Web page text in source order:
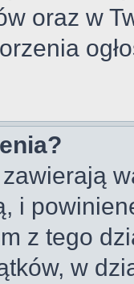
oraz w
i
z tego
w